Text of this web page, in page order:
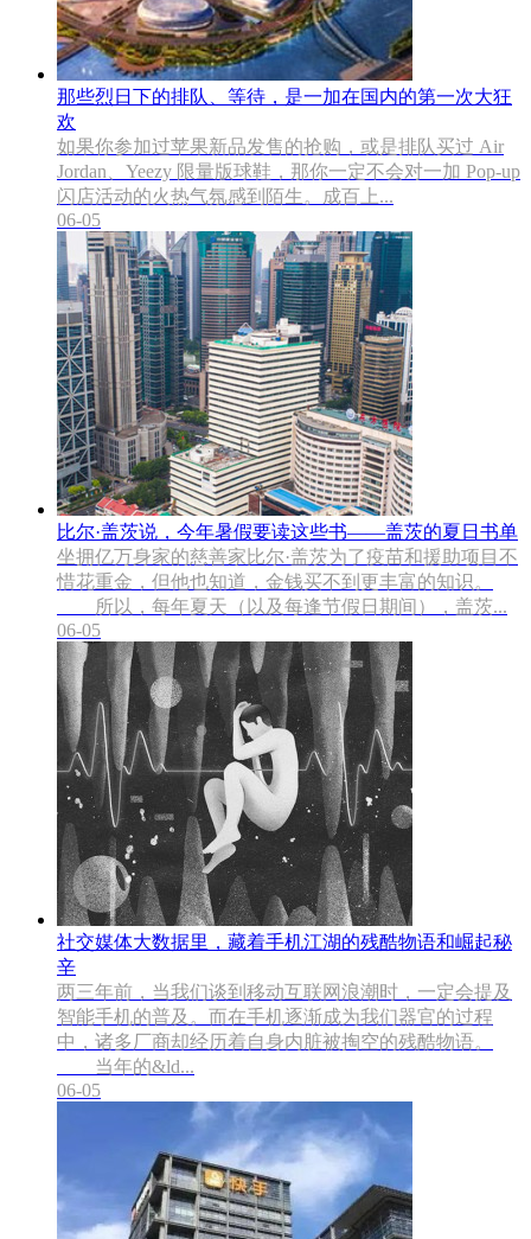
那些烈日下的排队、等待，是一加在国内的第一次大狂
欢
如果你参加过苹果新品发售的抢购，或是排队买过 Air
Jordan、Yeezy 限量版球鞋，那你一定不会对一加 Pop-up
闪店活动的火热气氛感到陌生。成百上...
06-05
比尔·盖茨说，今年暑假要读这些书——盖茨的夏日书单
坐拥亿万身家的慈善家比尔·盖茨为了疫苗和援助项目不
惜花重金，但他也知道，金钱买不到更丰富的知识。
所以，每年夏天（以及每逢节假日期间），盖茨...
06-05
社交媒体大数据里，藏着手机江湖的残酷物语和崛起秘
辛
两三年前，当我们谈到移动互联网浪潮时，一定会提及
智能手机的普及。而在手机逐渐成为我们器官的过程
中，诸多厂商却经历着自身内脏被掏空的残酷物语。
当年的&ld...
06-05